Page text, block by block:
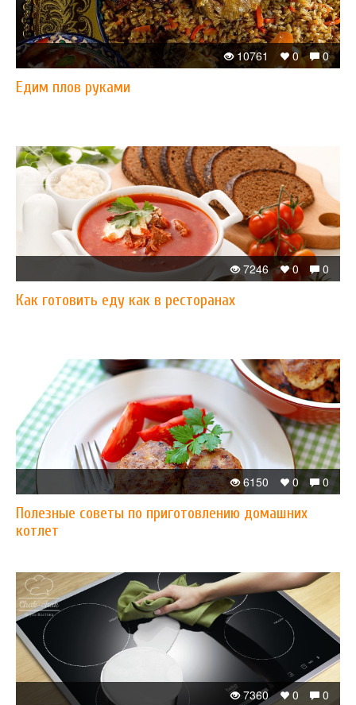
0
0
10761
​Едим плов руками
0
0
7246
​Как готовить еду как в ресторанах
0
0
6150
Полезные советы по приготовлению домашних
котлет
0
0
7360